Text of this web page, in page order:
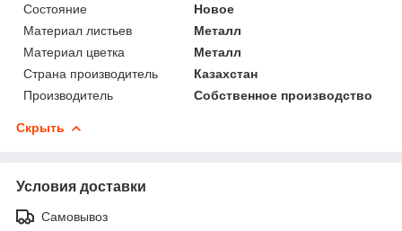
Состояние
Новое
Материал листьев
Металл
Материал цветка
Металл
Страна производитель
Казахстан
Производитель
Собственное производство
Скрыть
Условия доставки
Самовывоз